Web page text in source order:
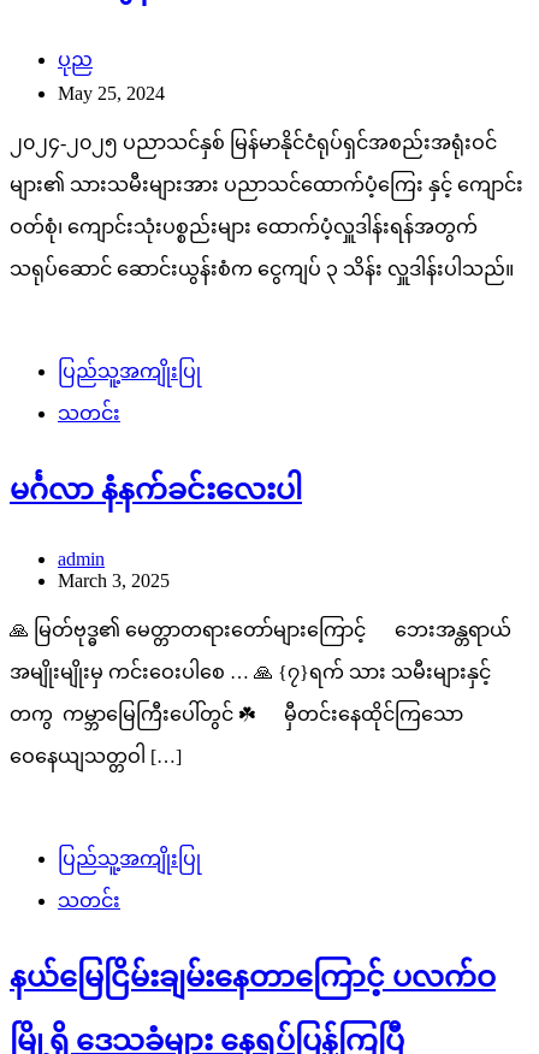
ပုည
May 25, 2024
၂၀၂၄-၂၀၂၅ ပညာသင်နှစ် မြန်မာနိုင်ငံရုပ်ရှင်အစည်းအရုံးဝင်
များ၏ သားသမီးများအား ပညာသင်ထောက်ပံ့ကြေး နှင့် ကျောင်း
ဝတ်စုံ၊ ကျောင်းသုံးပစ္စည်းများ ထောက်ပံ့လှူဒါန်းရန်အတွက်
သရုပ်ဆောင် ဆောင်းယွန်းစံက ငွေကျပ် ၃ သိန်း လှူဒါန်းပါသည်။
ပြည်သူ့အကျိုးပြု
သတင်း
မင်္ဂလာ နံနက်ခင်းလေးပါ
admin
March 3, 2025
🙏 မြတ်ဗုဒ္ဓ၏ မေတ္တာတရားတော်များကြောင့် ဘေးအန္တရာယ်
အမျိုးမျိုးမှ ကင်းဝေးပါစေ … 🙏 {၇}ရက် သား သမီးများနှင့်
တကွ ကမ္ဘာမြေကြီးပေါ်တွင် ☘️ မှီတင်းနေထိုင်ကြသော
ဝေနေယျသတ္တဝါ […]
ပြည်သူ့အကျိုးပြု
သတင်း
နယ်မြေငြိမ်းချမ်းနေတာကြောင့် ပလက်ဝ
မြို့ရှိ ဒေသခံများ နေရပ်ပြန်ကြပြီ